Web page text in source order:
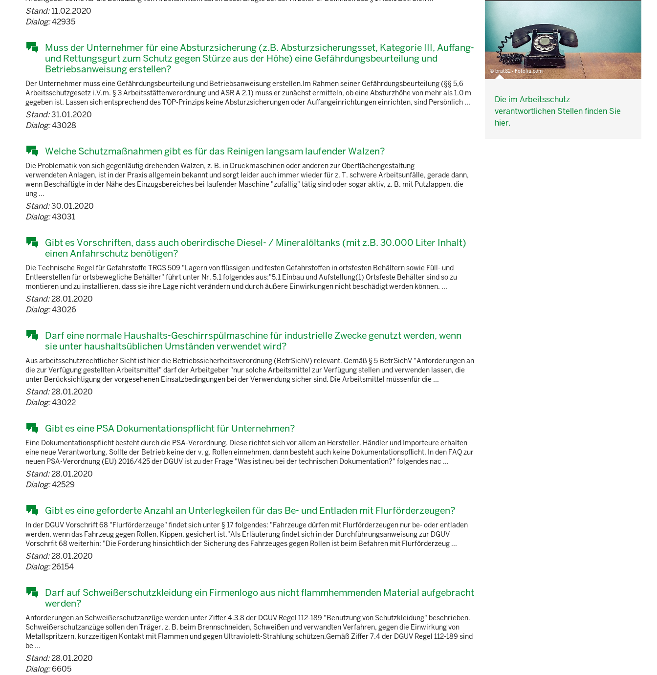
Stand:11.02.2020
Dialog:42935
Muss der Unternehmer für eine Absturzsicherung (z.B. Absturzsicherungsset, Kategorie III, Auffang-
und Rettungsgurt zum Schutz gegen Stürze aus der Höhe) eine Gefährdungsbeurteilung und
Betriebsanweisung erstellen?
Der Unternehmer muss eine Gefährdungsbeurteilung und Betriebsanweisung erstellen.Im Rahmen seiner Gefährdungsbeurteilung (§§ 5,6
Arbeitsschutzgesetz i.V.m. § 3 Arbeitsstättenverordnung und ASR A 2.1) muss er zunächst ermitteln, ob eine Absturzhöhe von mehr als 1.0 m
gegeben ist. Lassen sich entsprechend des TOP-Prinzips keine Absturzsicherungen oder Auffangeinrichtungen einrichten, sind Persönlich ...
Stand:31.01.2020
Dialog:43028
Welche Schutzmaßnahmen gibt es für das Reinigen langsam laufender Walzen?
Die Problematik von sich gegenläufig drehenden Walzen, z. B. in Druckmaschinen oder anderen zur Oberflächengestaltung
verwendeten Anlagen, ist in der Praxis allgemein bekannt und sorgt leider auch immer wieder für z. T. schwere Arbeitsunfälle, gerade dann,
wenn Beschäftigte in der Nähe des Einzugsbereiches bei laufender Maschine "zufällig" tätig sind oder sogar aktiv, z. B. mit Putzlappen, die
ung ...
Stand:30.01.2020
Dialog:43031
Gibt es Vorschriften, dass auch oberirdische Diesel- / Mineralöltanks (mit z.B. 30.000 Liter Inhalt)
einen Anfahrschutz benötigen?
Die Technische Regel für Gefahrstoffe TRGS 509 "Lagern von flüssigen und festen Gefahrstoffen in ortsfesten Behältern sowie Füll- und
Entleerstellen für ortsbewegliche Behälter" führt unter Nr. 5.1 folgendes aus:"5.1 Einbau und Aufstellung(1) Ortsfeste Behälter sind so zu
montieren und zu installieren, dass sie ihre Lage nicht verändern und durch äußere Einwirkungen nicht beschädigt werden können. ...
Stand:28.01.2020
Dialog:43026
Darf eine normale Haushalts-Geschirrspülmaschine für industrielle Zwecke genutzt werden, wenn
sie unter haushaltsüblichen Umständen verwendet wird?
Aus arbeitsschutzrechtlicher Sicht ist hier die Betriebssicherheitsverordnung (BetrSichV) relevant. Gemäß § 5 BetrSichV "Anforderungen an
die zur Verfügung gestellten Arbeitsmittel" darf der Arbeitgeber "nur solche Arbeitsmittel zur Verfügung stellen und verwenden lassen, die
unter Berücksichtigung der vorgesehenen Einsatzbedingungen bei der Verwendung sicher sind. Die Arbeitsmittel müssenfür die ...
Stand:28.01.2020
Dialog:43022
Gibt es eine PSA Dokumentationspflicht für Unternehmen?
Eine Dokumentationspflicht besteht durch die PSA-Verordnung. Diese richtet sich vor allem an Hersteller. Händler und Importeure erhalten
eine neue Verantwortung. Sollte der Betrieb keine der v. g. Rollen einnehmen, dann besteht auch keine Dokumentationspflicht. In den FAQ zur
neuen PSA-Verordnung (EU) 2016/425 der DGUV ist zu der Frage "Was ist neu bei der technischen Dokumentation?" folgendes nac ...
Stand:28.01.2020
Dialog:42529
Gibt es eine geforderte Anzahl an Unterlegkeilen für das Be- und Entladen mit Flurförderzeugen?
In der DGUV Vorschrift 68 "Flurförderzeuge" findet sich unter § 17 folgendes: "Fahrzeuge dürfen mit Flurförderzeugen nur be- oder entladen
werden, wenn das Fahrzeug gegen Rollen, Kippen, gesichert ist."Als Erläuterung findet sich in der Durchführungsanweisung zur DGUV
Vorschrfit 68 weiterhin: "Die Forderung hinsichtlich der Sicherung des Fahrzeuges gegen Rollen ist beim Befahren mit Flurförderzeug ...
Stand:28.01.2020
Dialog:26154
Darf auf Schweißerschutzkleidung ein Firmenlogo aus nicht flammhemmenden Material aufgebracht
werden?
Anforderungen an Schweißerschutzanzüge werden unter Ziffer 4.3.8 der DGUV Regel 112-189 "Benutzung von Schutzkleidung" beschrieben.
Schweißerschutzanzüge sollen den Träger, z. B. beim Brennschneiden, Schweißen und verwandten Verfahren, gegen die Einwirkung von
Metallspritzern, kurzzeitigen Kontakt mit Flammen und gegen Ultraviolett-Strahlung schützen.Gemäß Ziffer 7.4 der DGUV Regel 112-189 sind
be ...
Stand:28.01.2020
Dialog:6605
© brat82 - Fotolia.com
Die im Arbeitsschutz
verantwortlichen Stellen finden Sie
hier.